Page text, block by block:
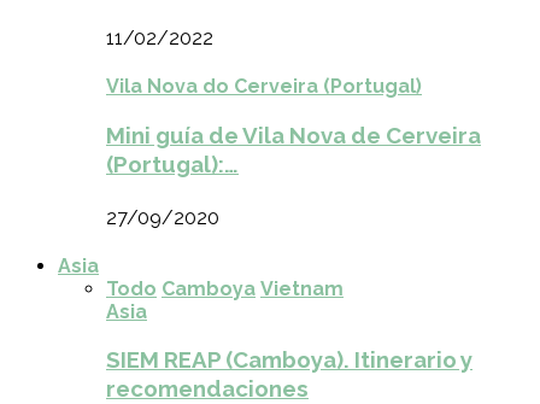
11/02/2022
Vila Nova do Cerveira (Portugal)
Mini guía de Vila Nova de Cerveira
(Portugal):…
27/09/2020
Asia
Todo Camboya Vietnam
Asia
SIEM REAP (Camboya). Itinerario y
recomendaciones